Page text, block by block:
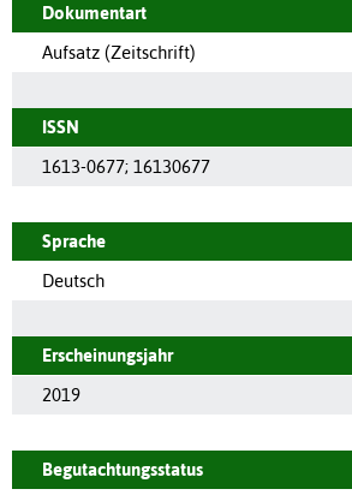
Dokumentart
Aufsatz (Zeitschrift)
ISSN
1613-0677; 16130677
Sprache
Deutsch
Erscheinungsjahr
2019
Begutachtungsstatus